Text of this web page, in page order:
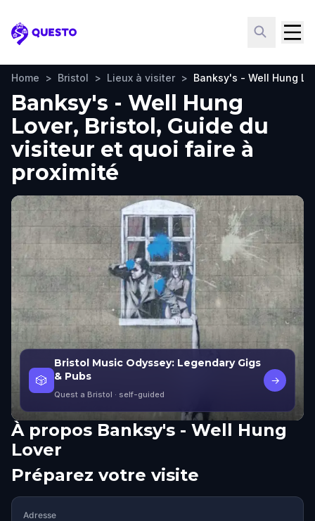
Questo
Home > Bristol > Lieux à visiter > Banksy's - Well Hung
Banksy's - Well Hung
Lover, Bristol, Guide du
visiteur et quoi faire à
proximité
🎲
Bristol Music Odyssey: Legendary Gigs
& Pubs
Quest a Bristol · self-guided
→
À propos Banksy's - Well Hung
Lover
Préparez votre visite
Adresse